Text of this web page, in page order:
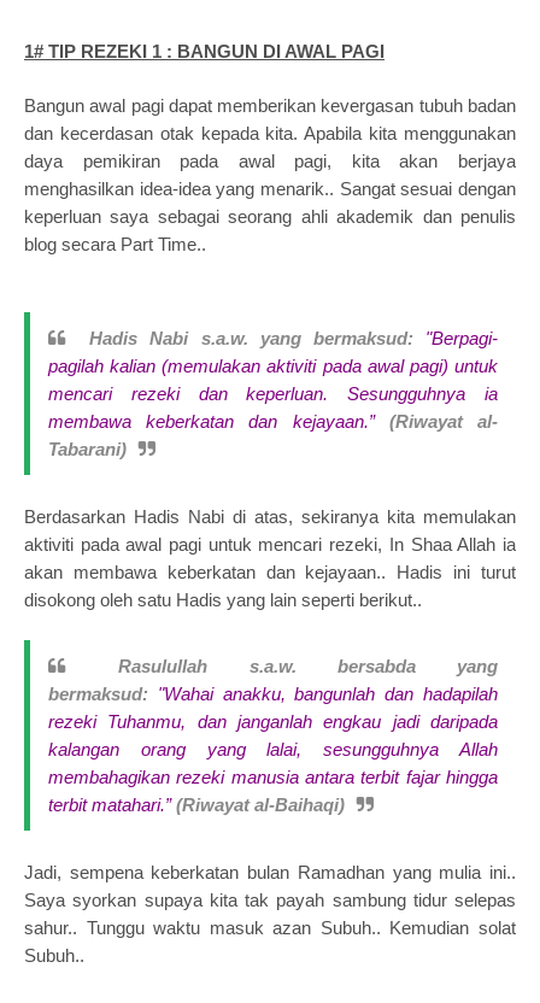
1# TIP REZEKI 1 : BANGUN DI AWAL PAGI
Bangun awal pagi dapat memberikan kevergasan tubuh badan
dan kecerdasan otak kepada kita. Apabila kita menggunakan
daya pemikiran pada awal pagi, kita akan berjaya
menghasilkan idea-idea yang menarik.. Sangat sesuai dengan
keperluan saya sebagai seorang ahli akademik dan penulis
blog secara Part Time..
Hadis Nabi s.a.w. yang bermaksud: "Berpagi-
pagilah kalian (memulakan aktiviti pada awal pagi) untuk
mencari rezeki dan keperluan. Sesungguhnya ia
membawa keberkatan dan kejayaan.”(Riwayat al-
Tabarani)
Berdasarkan Hadis Nabi di atas, sekiranya kita memulakan
aktiviti pada awal pagi untuk mencari rezeki, In Shaa Allah ia
akan membawa keberkatan dan kejayaan.. Hadis ini turut
disokong oleh satu Hadis yang lain seperti berikut..
Rasulullah s.a.w. bersabda yang
bermaksud: "Wahai anakku, bangunlah dan hadapilah
rezeki Tuhanmu, dan janganlah engkau jadi daripada
kalangan orang yang lalai, sesungguhnya Allah
membahagikan rezeki manusia antara terbit fajar hingga
terbit matahari.”(Riwayat al-Baihaqi)
Jadi, sempena keberkatan bulan Ramadhan yang mulia ini..
Saya syorkan supaya kita tak payah sambung tidur selepas
sahur.. Tunggu waktu masuk azan Subuh.. Kemudian solat
Subuh..